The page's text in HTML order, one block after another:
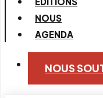
NOUS
AGENDA
NOUS